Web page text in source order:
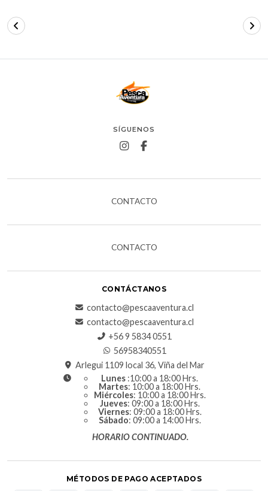
SÍGUENOS
CONTACTO
CONTACTO
CONTÁCTANOS
contacto@pescaaventura.cl
contacto@pescaaventura.cl
+56 9 5834 0551
56958340551
Arlegui 1109 local 36, Viña del Mar
Lunes :10:00 a 18:00 Hrs.
Martes: 10:00 a 18:00 Hrs.
Miércoles: 10:00 a 18:00 Hrs.
Jueves: 09:00 a 18:00 Hrs.
Viernes: 09:00 a 18:00 Hrs.
Sábado: 09:00 a 14:00 Hrs.
HORARIO CONTINUADO.
MÉTODOS DE PAGO ACEPTADOS